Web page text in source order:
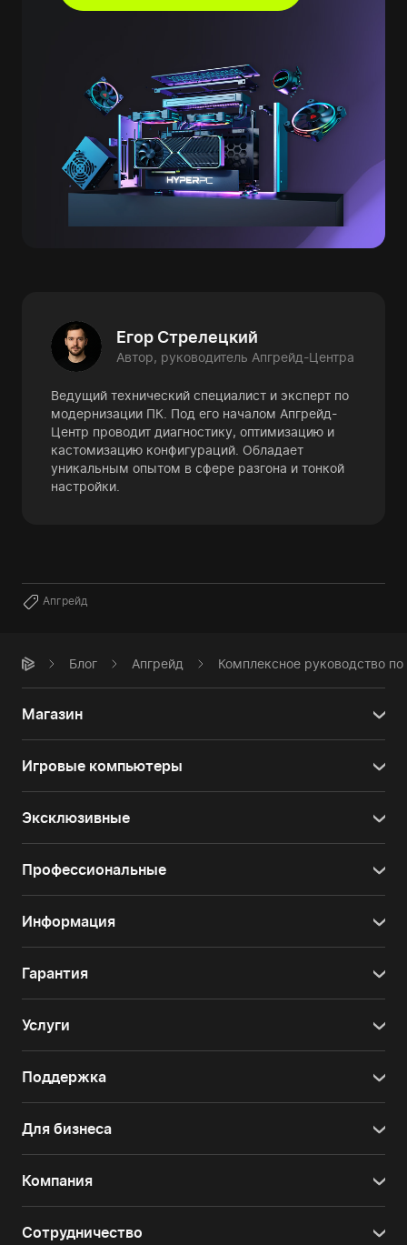
Егор Стрелецкий
Автор, руководитель Апгрейд-Центра
Ведущий технический специалист и эксперт по
модернизации ПК. Под его началом Апгрейд-
Центр проводит диагностику, оптимизацию и
кастомизацию конфигураций. Обладает
уникальным опытом в сфере разгона и тонкой
настройки.
Апгрейд
Блог Апгрейд Комплексное руководство
Магазин
Игровые компьютеры
Эксклюзивные
Профессиональные
Информация
Гарантия
Услуги
Поддержка
Для бизнеса
Компания
Сотрудничество